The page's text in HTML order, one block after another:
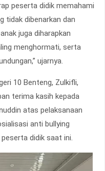
peserta didik memahami
tidak dibenarkan dan
juga diharapkan
menghormati, serta
ujarnya.
10 Benteng, Zulkifli,
terima kasih kepada
atas pelaksanaan
anti bullying
didik saat ini.